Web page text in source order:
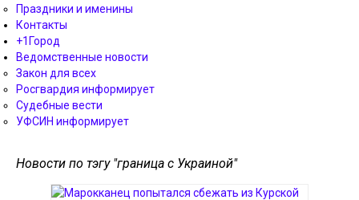
Праздники и именины
Контакты
+1Город
Ведомственные новости
Закон для всех
Росгвардия информирует
Судебные вести
УФСИН информирует
Новости по тэгу "граница с Украиной"